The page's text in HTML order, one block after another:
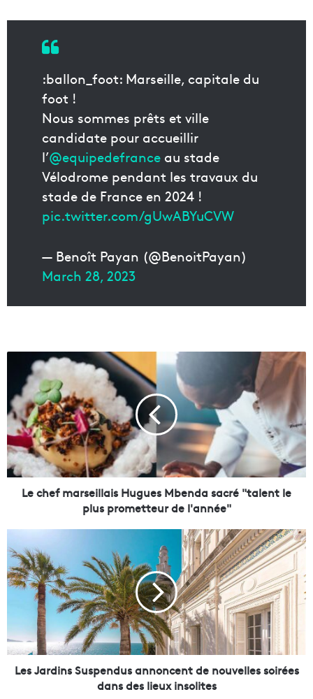
:ballon_foot:️ Marseille, capitale du
foot !
Nous sommes prêts et ville
candidate pour accueillir
l’@equipedefrance au stade
Vélodrome pendant les travaux du
stade de France en 2024 !
pic.twitter.com/gUwABYuCVW
— Benoît Payan (@BenoitPayan)
March 28, 2023
h
e
f
m
a
r
l
a
i
g
u
Le chef marseillais Hugues Mbenda sacré "talent le
plus prometteur de l'année"
e
s
J
i
n
Les Jardins Suspendus annoncent de nouvelles soirées
dans des lieux insolites